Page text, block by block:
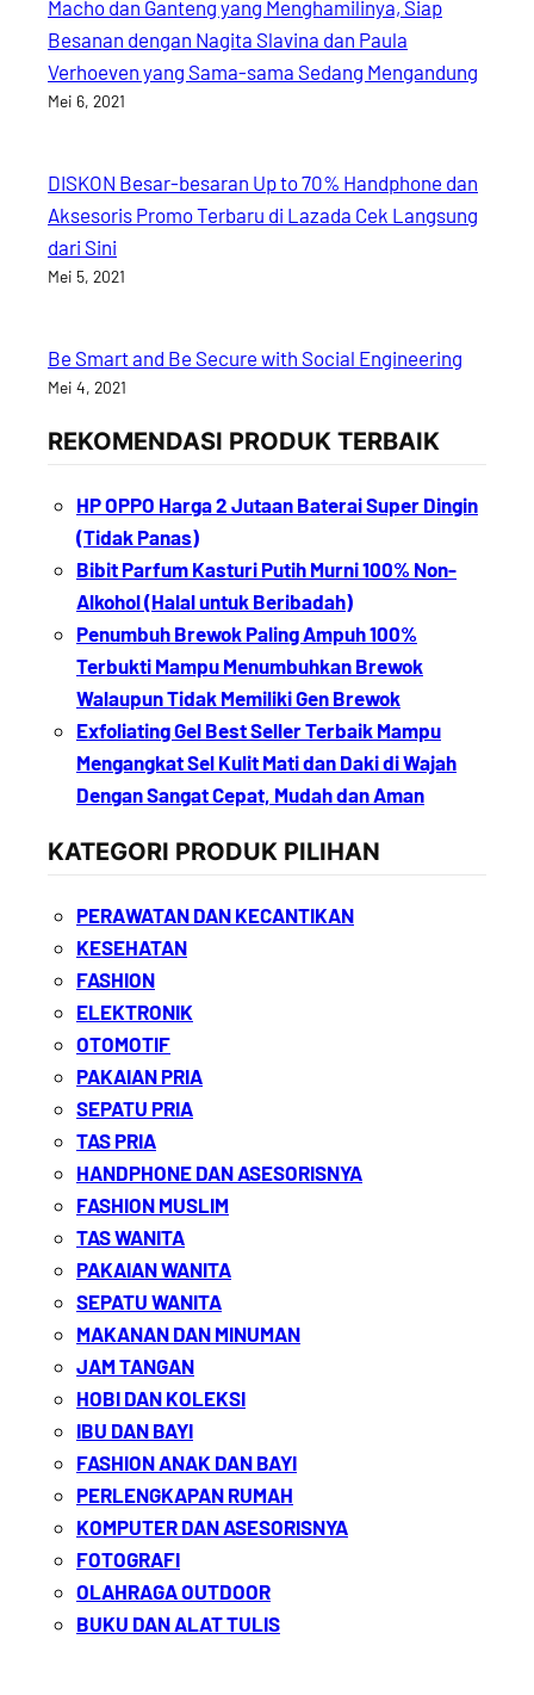
Macho dan Ganteng yang Menghamilinya, Siap
Besanan dengan Nagita Slavina dan Paula
Verhoeven yang Sama-sama Sedang Mengandung
Mei 6, 2021
DISKON Besar-besaran Up to 70% Handphone dan
Aksesoris Promo Terbaru di Lazada Cek Langsung
dari Sini
Mei 5, 2021
Be Smart and Be Secure with Social Engineering
Mei 4, 2021
REKOMENDASI PRODUK TERBAIK
HP OPPO Harga 2 Jutaan Baterai Super Dingin
(Tidak Panas)
Bibit Parfum Kasturi Putih Murni 100% Non-
Alkohol (Halal untuk Beribadah)
Penumbuh Brewok Paling Ampuh 100%
Terbukti Mampu Menumbuhkan Brewok
Walaupun Tidak Memiliki Gen Brewok
Exfoliating Gel Best Seller Terbaik Mampu
Mengangkat Sel Kulit Mati dan Daki di Wajah
Dengan Sangat Cepat, Mudah dan Aman
KATEGORI PRODUK PILIHAN
PERAWATAN DAN KECANTIKAN
KESEHATAN
FASHION
ELEKTRONIK
OTOMOTIF
PAKAIAN PRIA
SEPATU PRIA
TAS PRIA
HANDPHONE DAN ASESORISNYA
FASHION MUSLIM
TAS WANITA
PAKAIAN WANITA
SEPATU WANITA
MAKANAN DAN MINUMAN
JAM TANGAN
HOBI DAN KOLEKSI
IBU DAN BAYI
FASHION ANAK DAN BAYI
PERLENGKAPAN RUMAH
KOMPUTER DAN ASESORISNYA
FOTOGRAFI
OLAHRAGA OUTDOOR
BUKU DAN ALAT TULIS